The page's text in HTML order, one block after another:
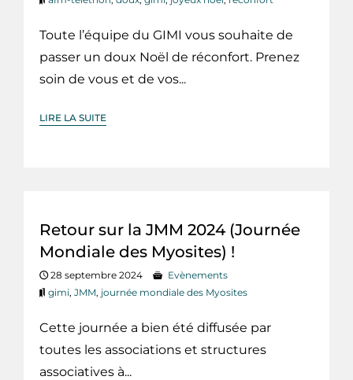
Toute l’équipe du GIMI vous souhaite de
passer un doux Noël de réconfort. Prenez
soin de vous et de vos...
LIRE LA SUITE
Retour sur la JMM 2024 (Journée
Mondiale des Myosites) !
28 septembre 2024
Evènements
gimi, JMM, journée mondiale des Myosites
Cette journée a bien été diffusée par
toutes les associations et structures
associatives à...